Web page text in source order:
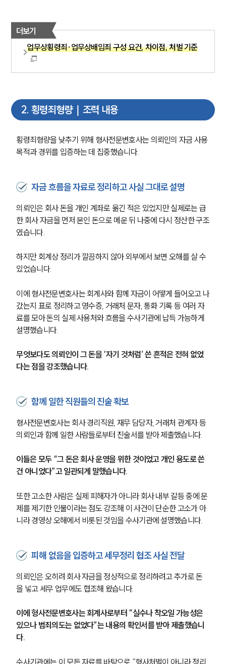
더보기
업무상횡령죄·업무상배임죄 구성 요건, 차이점, 처벌 기준
2. 횡령죄형량｜조력 내용
횡령죄형량을 낮추기 위해 형사전문변호사는 의뢰인의 자금 사용
목적과 경위를 입증하는 데 집중했습니다.
자금 흐름을 자료로 정리하고 사실 그대로 설명
의뢰인은 회사 돈을 개인 계좌로 옮긴 적은 있었지만 실제로는 급
한 회사 자금을 먼저 본인 돈으로 메운 뒤 나중에 다시 정산한 구조
였습니다.
하지만 회계상 정리가 깔끔하지 않아 외부에서 보면 오해를 살 수
있었습니다.
이에 형사전문변호사는 회계사와 함께 자금이 어떻게 들어오고 나
갔는지 표로 정리하고 영수증, 거래처 문자, 통화 기록 등 여러 자
료를 모아 돈의 실제 사용처와 흐름을 수사기관에 납득 가능하게
설명했습니다.
무엇보다도 의뢰인이 그 돈을 ‘자기 것처럼’ 쓴 흔적은 전혀 없었
다는 점을 강조했습니다.
함께 일한 직원들의 진술 확보
형사전문변호사는 회사 경리직원, 재무 담당자, 거래처 관계자 등
의뢰인과 함께 일한 사람들로부터 진술서를 받아 제출했습니다.
이들은 모두 “그 돈은 회사 운영을 위한 것이었고 개인 용도로 쓴
건 아니었다”고 일관되게 말했습니다.
또한 고소한 사람은 실제 피해자가 아니라 회사 내부 갈등 중에 문
제를 제기한 인물이라는 점도 강조해 이 사건이 단순한 고소가 아
니라 경영상 오해에서 비롯된 것임을 수사기관에 설명했습니다.
피해 없음을 입증하고 세무정리 협조 사실 전달
의뢰인은 오히려 회사 자금을 정상적으로 정리하려고 추가로 돈
을 넣고 세무 업무에도 협조해 왔습니다.
이에 형사전문변호사는 회계사로부터 “실수나 착오일 가능성은
있으나 범죄의도는 없었다”는 내용의 확인서를 받아 제출했습니
다.
수사기관에는 이 모든 자료를 바탕으로 “형사처벌이 아니라 정리